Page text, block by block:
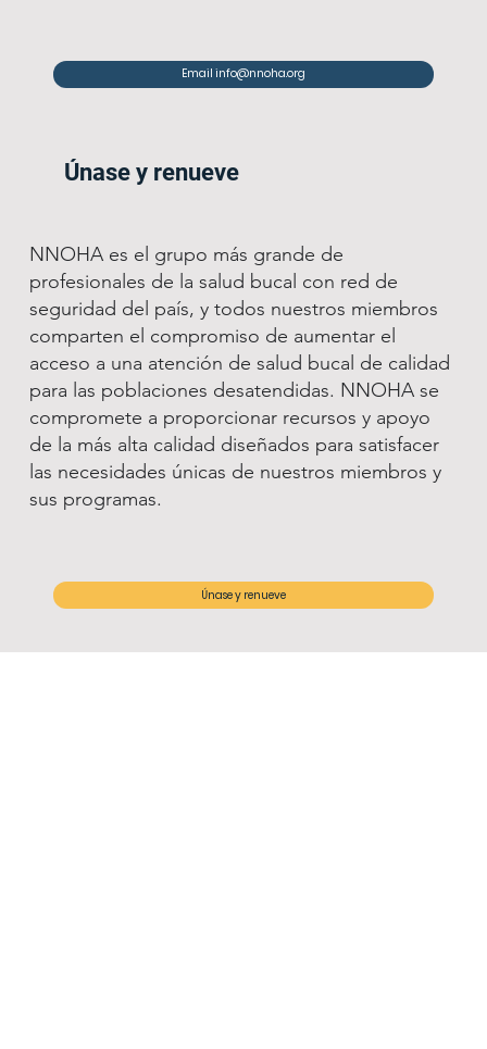
Email info@nnoha.org
Únase y renueve
NNOHA es el grupo más grande de
profesionales de la salud bucal con red de
seguridad del país, y todos nuestros miembros
comparten el compromiso de aumentar el
acceso a una atención de salud bucal de calidad
para las poblaciones desatendidas. NNOHA se
compromete a proporcionar recursos y apoyo
de la más alta calidad diseñados para satisfacer
las necesidades únicas de nuestros miembros y
sus programas.
Únase y renueve